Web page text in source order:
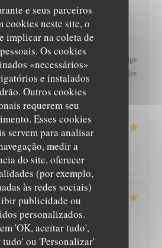
e seus parceiros
cookies neste site, o
implicar na coleta de
Os cookies
«necessários»
e instalados
Outros cookies
requerem seu
Esses cookies
servem para analisar
medir a
do site, oferecer
(por exemplo,
às redes sociais)
publicidade ou
personalizados.
'OK, aceitar tudo',
tudo' ou 'Personalizar'
2
3 /5 menu: 5/5 quality_price
pour nous une valeur sûre... Dommage
à fumer en terrasse, perturbant les
surprise
2
4/5 menu: 5/5 quality_price
2
5/5 menu :5/5 quality_price